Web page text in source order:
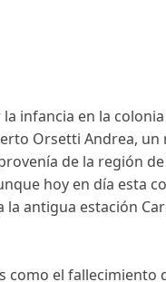
infancia en la
Orsetti Andrea,
de la región
hoy en día esta
la antigua estación
como el